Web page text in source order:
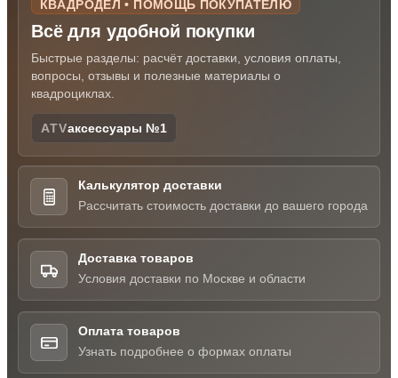
КВАДРОДЕЛ • ПОМОЩЬ ПОКУПАТЕЛЮ
Всё для удобной покупки
Быстрые разделы: расчёт доставки, условия оплаты,
вопросы, отзывы и полезные материалы о
квадроциклах.
ATVаксессуары №1
Калькулятор доставки
Рассчитать стоимость доставки до вашего города
Доставка товаров
Условия доставки по Москве и области
Оплата товаров
Узнать подробнее о формах оплаты